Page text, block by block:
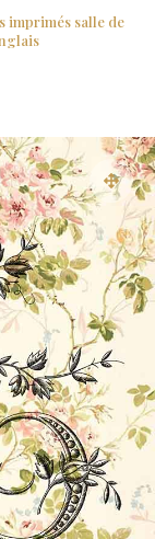
imprimés salle de